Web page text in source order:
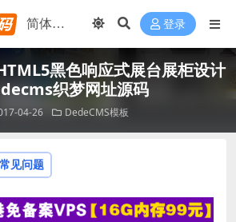
登录
黑色响应式展台展柜设计
织梦网址源码
04-26 DedeCMS模板
常见问题